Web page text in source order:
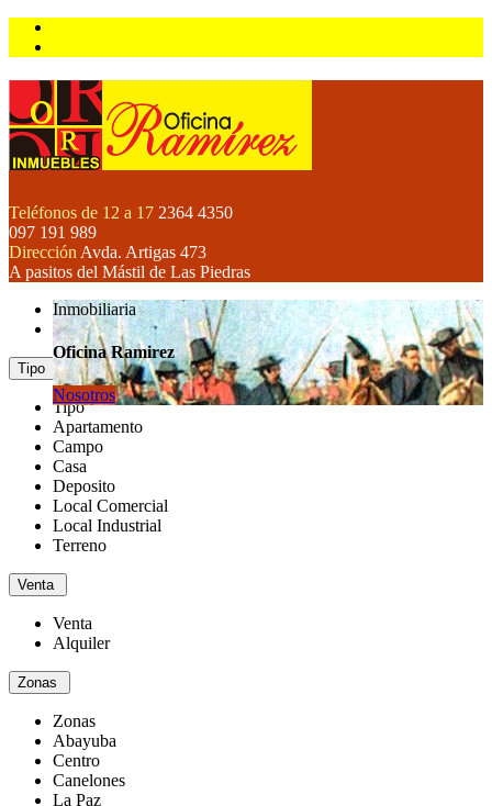
Teléfonos de 12 a 17 2364 4350
097 191 989
Dirección Avda. Artigas 473
A pasitos del Mástil de Las Piedras
Inmobiliaria
Oficina Ramirez
Nosotros
Tipo
Tipo
Apartamento
Campo
Casa
Deposito
Local Comercial
Local Industrial
Terreno
Venta
Venta
Alquiler
Zonas
Zonas
Abayuba
Centro
Canelones
La Paz